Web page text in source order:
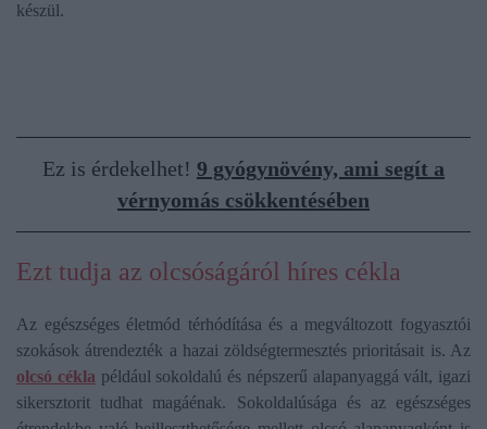
készül.
Ez is érdekelhet! 9 gyógynövény, ami segít a
vérnyomás csökkentésében
Ezt tudja az olcsóságáról híres cékla
Az egészséges életmód térhódítása és a megváltozott fogyasztói
szokások átrendezték a hazai zöldségtermesztés prioritásait is. Az
olcsó cékla például sokoldalú és népszerű alapanyaggá vált, igazi
sikersztorit tudhat magáénak. Sokoldalúsága és az egészséges